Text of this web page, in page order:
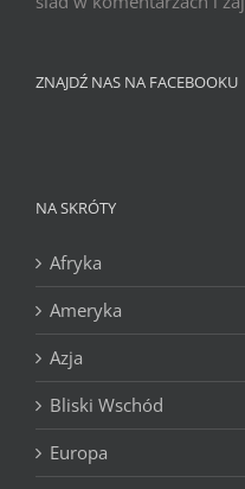
ZNAJDŹ NAS NA FACEBOOKU
NA SKRÓTY
Afryka
Ameryka
Azja
Bliski Wschód
Europa